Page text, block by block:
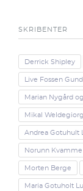
SKRIBENTER
Derrick Shipley
Live Fossen
Marian Nygård
Mikal
Andrea Gotuhult
Norunn
Morten Berge
Maria Gotuholt